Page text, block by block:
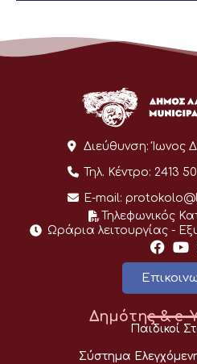
Διεύθυνση: Ίωνος
Τηλ. Κέντρο: 2413
E-mail:
Τηλεφωνικός
Ωράρια λειτουργίας -
Δημότης & e-
Παιδικοί
Σύστημα